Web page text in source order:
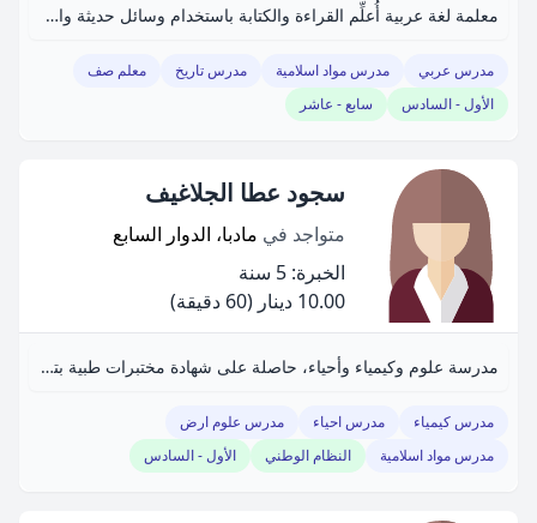
معلمة لغة عربية أُعلِّم القراءة والكتابة باستخدام وسائل حديثة واستراتيجيات متميزة.
مدرس عربي مدرس مواد اسلامية مدرس تاريخ
معلم صف
الأول - السادس
سابع - عاشر
سجود عطا الجلاغيف
متواجد في مادبا، الدوار السابع
الخبرة: 5 سنة
10.00 دينار
(60 دقيقة)
مدرسة علوم وكيمياء وأحياء، حاصلة على شهادة مختبرات طبية بتقدير جيد جداً.
مدرس كيمياء مدرس احياء
مدرس علوم ارض
مدرس مواد اسلامية
النظام الوطني الأول - السادس